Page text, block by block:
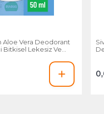
Aloe Vera Deodorant
Lekesiz Vegan